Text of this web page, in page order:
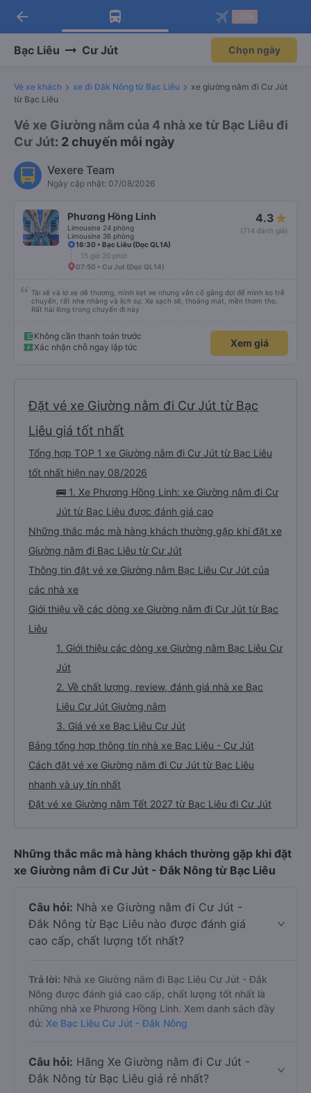
Tải app Vexere ngay!
Nhận ưu đãi thành viên độc
Mở app
Tải app Vexere
-30k/ghế khi đặt vé máy bay qua
Mở app
arrow_back
Bạc Liêu Cư Jút Chọn ngày
Vé xe khách xe đi Đăk Nông từ Bạc Liêu
xe giường nằm đi Cư Jút
từ Bạc Liêu
Vé xe Giường nằm của 4 nhà xe từ Bạc Liêu đi
Cư Jút: 2 chuyến mỗi ngày
Vexere Team
Ngày cập nhật: 07/08/2026
Phương Hồng Linh
Limousine 24 phòng
Limousine 36 phòng
4.3
(714 đánh giá)
16:30 • Bạc Liêu (Dọc QL1A)
15 giờ 20 phút
07:50 • Cư Jut (Dọc QL14)
Tài xế và lơ xe dễ thương, mình kẹt xe nhưng vẫn cố gắng đợi để mình ko trễ
chuyến, rất nhẹ nhàng và lịch sự. Xe sạch sẽ, thoáng mát, mền thơm tho.
Rất hài lòng trong chuyến đi này
Không cần thanh toán trước
Xác nhận chỗ ngay lập tức
Xem giá
Đặt vé xe Giường nằm đi Cư Jút từ Bạc
Liêu giá tốt nhất
Tổng hợp TOP 1 xe Giường nằm đi Cư Jút từ Bạc Liêu
tốt nhất hiện nay 08/2026
🚌 1. Xe Phương Hồng Linh: xe Giường nằm đi Cư
Jút từ Bạc Liêu được đánh giá cao
Những thắc mắc mà hàng khách thường gặp khi đặt xe
Giường nằm đi Bạc Liêu từ Cư Jút
Thông tin đặt vé xe Giường nằm Bạc Liêu Cư Jút của
các nhà xe
Giới thiệu về các dòng xe Giường nằm đi Cư Jút từ Bạc
Liêu
1. Giới thiệu các dòng xe Giường nằm Bạc Liêu Cư
Jút
2. Về chất lượng, review, đánh giá nhà xe Bạc
Liêu Cư Jút Giường nằm
3. Giá vé xe Bạc Liêu Cư Jút
Bảng tổng hợp thông tin nhà xe Bạc Liêu - Cư Jút
Cách đặt vé xe Giường nằm đi Cư Jút từ Bạc Liêu
nhanh và uy tín nhất
Đặt vé xe Giường nằm Tết 2027 từ Bạc Liêu đi Cư Jút
Những thắc mắc mà hàng khách thường gặp khi đặt
xe Giường nằm đi Cư Jút - Đắk Nông từ Bạc Liêu
Câu hỏi: Nhà xe Giường nằm đi Cư Jút -
Đắk Nông từ Bạc Liêu nào được đánh giá
cao cấp, chất lượng tốt nhất?
Trả lời: Nhà xe Giường nằm đi Bạc Liêu Cư Jút - Đắk
Nông được đánh giá cao cấp, chất lượng tốt nhất là
những nhà xe Phương Hồng Linh. Xem danh sách đầy
đủ: Xe Bạc Liêu Cư Jút - Đắk Nông
Câu hỏi: Hãng Xe Giường nằm đi Cư Jút -
Đắk Nông từ Bạc Liêu giá rẻ nhất?